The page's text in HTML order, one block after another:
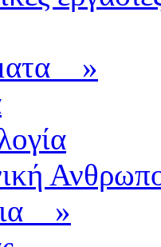
»
»